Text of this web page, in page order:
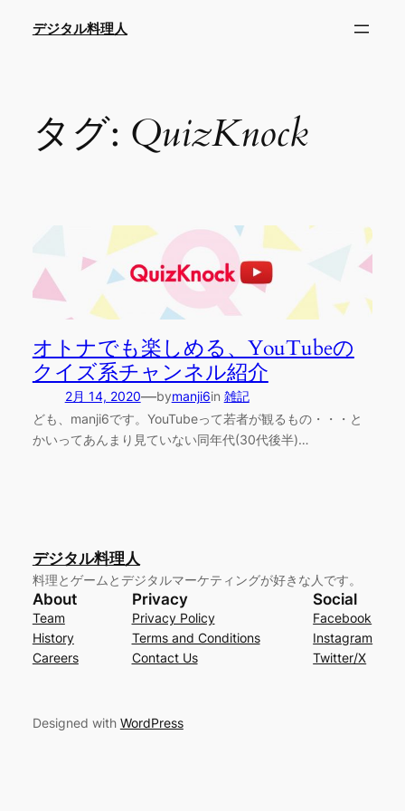
デジタル料理人
タグ: QuizKnock
オトナでも楽しめる、YouTubeの
クイズ系チャンネル紹介
2月 14, 2020—bymanji6in 雑記
ども、manji6です。YouTubeって若者が観るもの・・・と
かいってあんまり見ていない同年代(30代後半)…
デジタル料理人
料理とゲームとデジタルマーケティングが好きな人です。
About
Team
History
Careers
Privacy
Privacy Policy
Terms and Conditions
Contact Us
Social
Facebook
Instagram
Twitter/X
Designed with WordPress